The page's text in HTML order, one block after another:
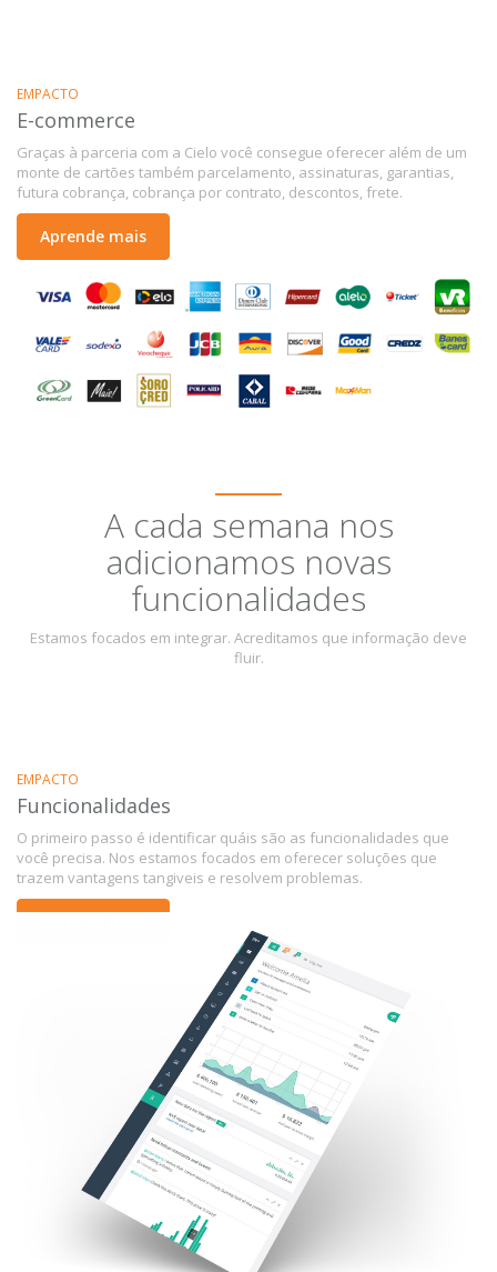
EMPACTO
E-commerce
Graças à parceria com a Cielo você consegue oferecer além de um
monte de cartões também parcelamento, assinaturas, garantias,
futura cobrança, cobrança por contrato, descontos, frete.
Aprende mais
A cada semana nos
adicionamos novas
funcionalidades
Estamos focados em integrar. Acreditamos que informação deve
fluir.
EMPACTO
Funcionalidades
O primeiro passo é identificar quáis são as funcionalidades que
você precisa. Nos estamos focados em oferecer soluções que
trazem vantagens tangiveis e resolvem problemas.